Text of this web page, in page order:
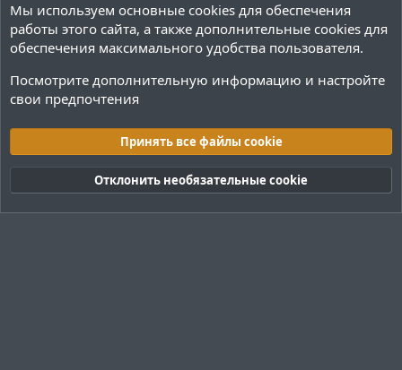
Cookies Тёмная (2020)
Русский (RU)
Обратная связь
Условия и правила
Политика конфиденциальности
Помощь
R
Мы используем основные cookies для обеспечения
работы этого сайта, а также дополнительные cookies для
обеспечения максимального удобства пользователя.
Посмотрите дополнительную информацию и настройте
свои предпочтения
Принять все файлы cookie
Отклонить необязательные cookie